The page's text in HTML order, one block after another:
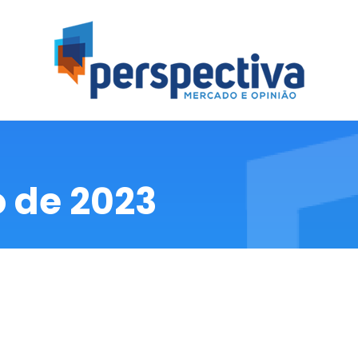
Mercadológica, de Opinião e Eleitoral
de 2023